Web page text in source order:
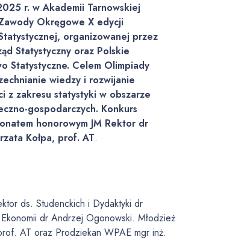
r. w Akademii Tarnowskiej
Okręgowe X edycji
organizowanej przez
Statystyczny oraz Polskie
Statystyczne. Celem Olimpiady
wiedzy i rozwijanie
z zakresu statystyki w obszarze
gospodarczych. Konkurs
honorowym JM Rektor dr
Kołpa, prof. AT.
ds. Studenckich i Dydaktyki dr
dr Andrzej Ogonowski. Młodzież
AT oraz Prodziekan WPAE mgr inż.